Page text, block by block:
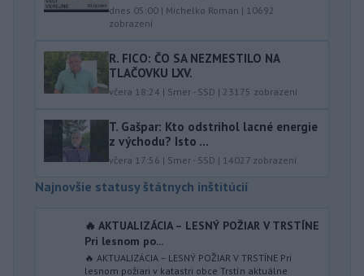
dnes 05:00 | Michelko Roman | 10692
zobrazení
R. FICO: ČO SA NEZMESTILO NA
TLAČOVKU LXV.
včera 18:24 | Smer - SSD | 23175 zobrazení
T. Gašpar: Kto odstrihol lacné energie
z východu? Isto ...
včera 17:56 | Smer - SSD | 14027 zobrazení
Najnovšie statusy štátnych inštitúcií
🔥 AKTUALIZÁCIA – LESNÝ POŽIAR V TRSTÍNE
Pri lesnom po...
🔥 AKTUALIZÁCIA – LESNÝ POŽIAR V TRSTÍNE Pri
lesnom požiari v katastri obce Trstín aktuálne